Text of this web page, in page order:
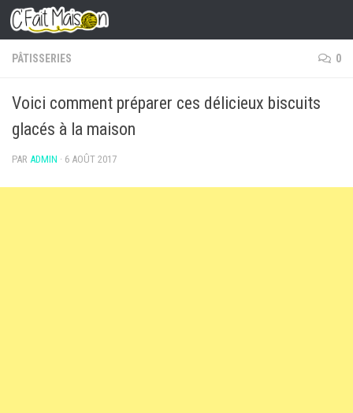
Skip to content
PÂTISSERIES 0
Voici comment préparer ces délicieux biscuits
glacés à la maison
PAR ADMIN · 6 AOÛT 2017